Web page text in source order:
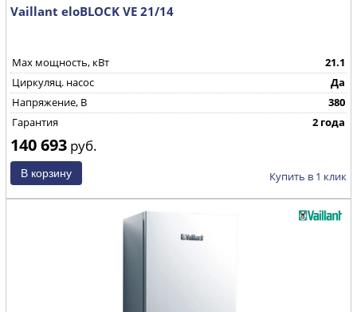
Vaillant eloBLOCK VE 21/14
Max мощность, кВт
21.1
Циркуляц. насос
Да
Напряжение, В
380
Гарантия
2 года
140 693 руб.
Купить в 1 клик